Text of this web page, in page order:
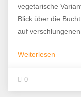
vegetarische
Blick über die
auf
Weiterlesen
0